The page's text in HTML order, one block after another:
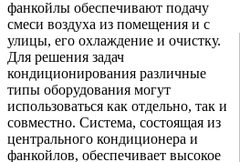
фанкойлы обеспечивают подачу
смеси воздуха из помещения и с
улицы, его охлаждение и очистку.
Для решения задач
кондиционирования различные
типы оборудования могут
использоваться как отдельно, так и
совместно. Система, состоящая из
центрального кондиционера и
фанкойлов, обеспечивает высокое